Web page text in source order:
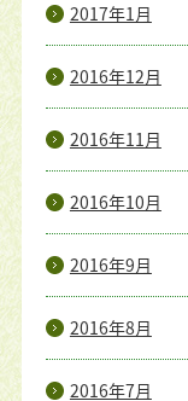
2017年1月
2016年12月
2016年11月
2016年10月
2016年9月
2016年8月
2016年7月